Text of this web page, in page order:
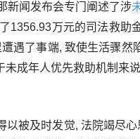
新闻发布会专门阐述了涉
1356.93万元的司法救助
遇了事端, 致使生活骤
成年人优先救助机制来
被及时发觉, 法院竭尽